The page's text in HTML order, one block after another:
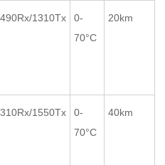
1310Tx
0-
70°C
20km
1550Tx
0-
70°C
40km